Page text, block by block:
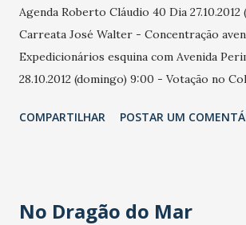
Assembleia Legislativa (Avenida
2807 - Dionísio Torres) Hora: 10 horas
0326 * VISITA LOCAIS DE VOTAÇÃO O
percorrer colégios eleitorais Hora: a partir
Agenda Roberto Cláudio 40 Dia 27.10.2012
Carreata José Walter - Concentração
Expedicionários esquina com Avenida
28.10.2012 (domingo) 9:00 - Votação no
COMPARTILHAR POSTAR UM
No Dragão do Mar